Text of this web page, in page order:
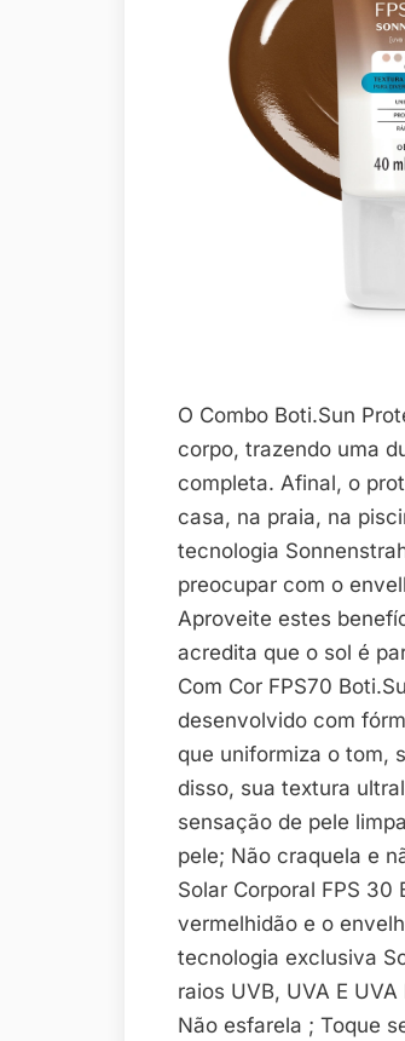
O Combo Boti.Sun
corpo, trazendo uma
completa. Afinal, o
casa, na praia, na
tecnologia
preocupar com o
Aproveite estes
acredita que o sol é
Com Cor FPS70
desenvolvido com
que uniformiza o tom,
disso, sua textura
sensação de pele
pele; Não craquela e
Solar Corporal FPS 30
vermelhidão e o
tecnologia exclusiva
raios UVB, UVA E
Não esfarela ; Toque